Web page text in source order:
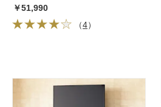
シリーズ】
￥51,990
（4）